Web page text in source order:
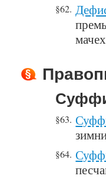
§62.
§63.
§64.